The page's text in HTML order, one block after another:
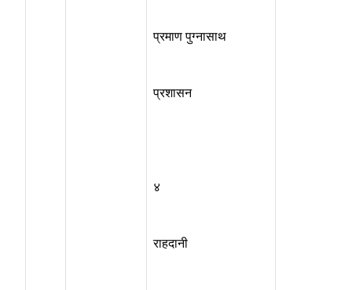
प्रमाण पुग्नासाथ
प्रशासन
४
राहदानी